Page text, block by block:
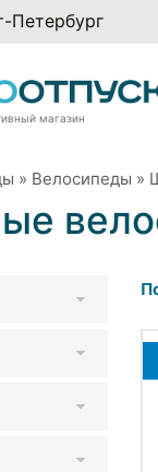
Петербург
магазин
» Велосипеды »